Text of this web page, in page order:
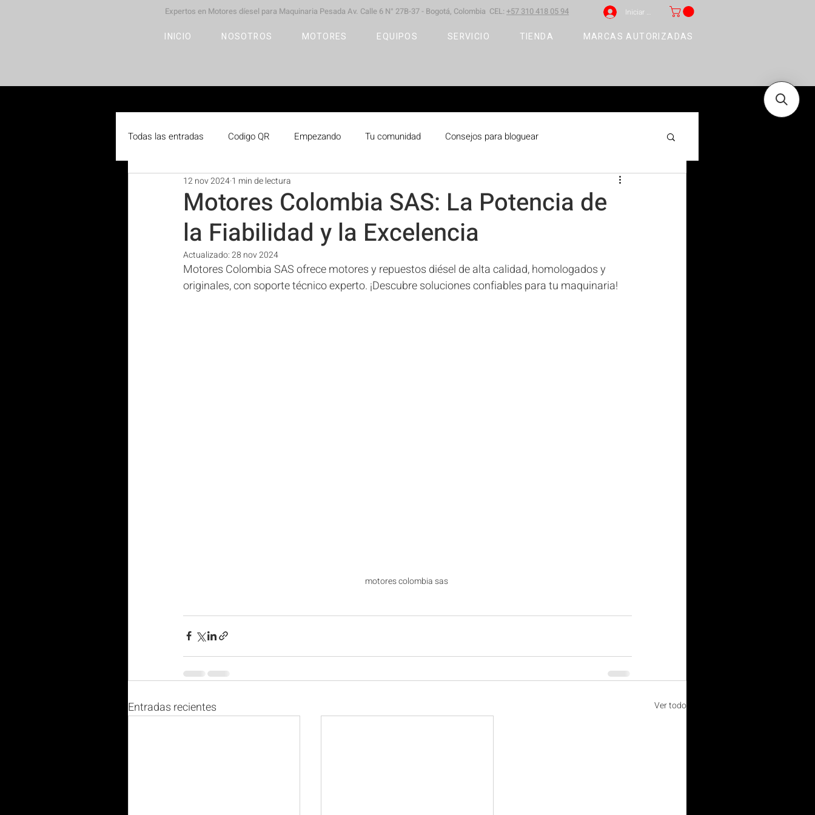
Expertos en Motores díesel para Maquinaria Pesada Av. Calle 6 N° 27B-37 - Bogotá, Colombia CEL: +57 310 418 05 94 Iniciar sesión
INICIO NOSOTROS MOTORES EQUIPOS SERVICIO TIENDA MARCAS AUTORIZADAS
Todas las entradas Codigo QR Empezando Tu comunidad Consejos para bloguear
Motores Colombia SAS: La Potencia de
la Fiabilidad y la Excelencia
12 nov 2024 1 min de lectura
Actualizado:28 nov 2024
Motores Colombia SAS ofrece motores y repuestos diésel de alta calidad, homologados y
originales, con soporte técnico experto. ¡Descubre soluciones confiables para tu maquinaria!
motores colombia sas
Entradas recientes Ver todo